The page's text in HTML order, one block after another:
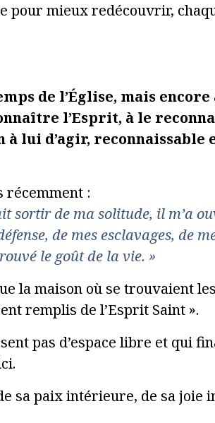
pour mieux redécouvrir,
de l’Église, mais encore
l’Esprit, à le
lui d’agir, reconnaissable
récemment :
sortir de ma solitude, il m’a
de mes esclavages, de
le goût de la vie. »
la maison où se trouvaient
remplis de l’Esprit Saint ».
pas d’espace libre et qui
sa paix intérieure, de sa joie